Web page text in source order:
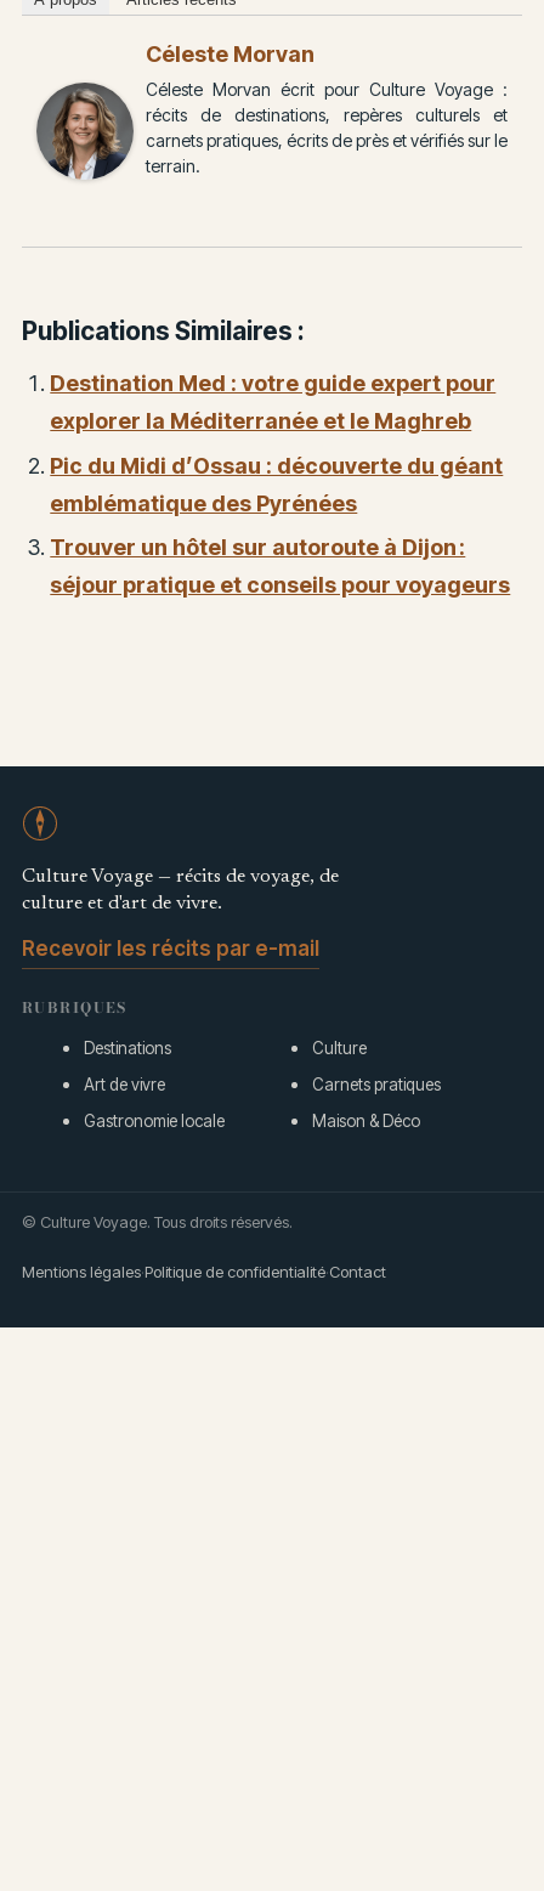
Céleste Morvan
Céleste Morvan écrit pour Culture Voyage :
récits de destinations, repères culturels et
carnets pratiques, écrits de près et vérifiés sur le
terrain.
Publications Similaires :
Destination Med : votre guide expert pour
explorer la Méditerranée et le Maghreb
Pic du Midi d’Ossau : découverte du géant
emblématique des Pyrénées
Trouver un hôtel sur autoroute à Dijon :
séjour pratique et conseils pour voyageurs
Culture Voyage — récits de voyage, de
culture et d'art de vivre.
Recevoir les récits par e-mail
RUBRIQUES
Destinations
Culture
Art de vivre
Carnets pratiques
Gastronomie locale
Maison & Déco
© Culture Voyage. Tous droits réservés.
Mentions légales·Politique de confidentialité·Contact